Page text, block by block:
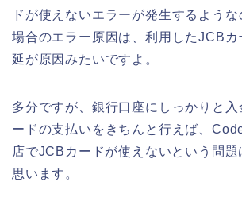
ドが使えないエラーが発生するよう
場合のエラー原因は、利用したJCBカ
延が原因みたいですよ。
多分ですが、銀行口座にしっかりと
ードの支払いをきちんと行えば、
店でJCBカードが使えないという問題
思います。